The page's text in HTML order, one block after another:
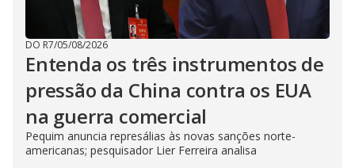
DO R7/05/08/2026
Entenda os três instrumentos de
pressão da China contra os EUA
na guerra comercial
Pequim anuncia represálias às novas sanções norte-
americanas; pesquisador Lier Ferreira analisa